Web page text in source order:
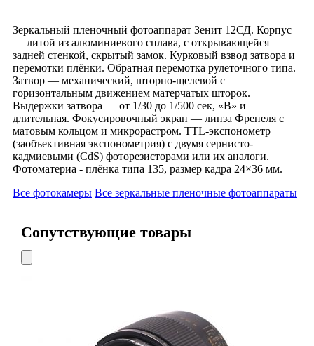
Зеркальный пленочный фотоаппарат Зенит 12СД. Корпус
— литой из алюминиевого сплава, с открывающейся
задней стенкой, скрытый замок. Курковый взвод затвора и
перемотки плёнки. Обратная перемотка рулеточного типа.
Затвор — механический, шторно-щелевой с
горизонтальным движением матерчатых шторок.
Выдержки затвора — от 1/30 до 1/500 сек, «B» и
длительная. Фокусировочный экран — линза Френеля с
матовым кольцом и микрорастром. TTL-экспонометр
(заобъективная экспонометрия) с двумя сернисто-
кадмиевыми (CdS) фоторезисторами или их аналоги.
Фотоматериа - плёнка типа 135, размер кадра 24×36 мм.
Все фотокамеры Все зеркальные пленочные фотоаппараты
Сопутствующие товары